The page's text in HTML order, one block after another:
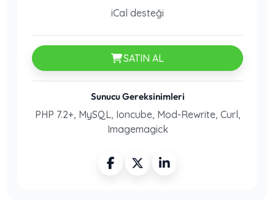
iCal desteği
SATIN AL
Sunucu Gereksinimleri
PHP 7.2+, MySQL, Ioncube, Mod-Rewrite, Curl,
Imagemagick